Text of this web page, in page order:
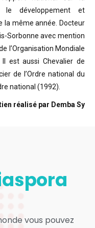
le développement et
la même année.
Docteur
Sorbonne avec mention
l’Organisation Mondiale
est aussi Chevalier de
de l’Ordre national du
national (1992).
réalisé par Demba Sy
vous pouvez